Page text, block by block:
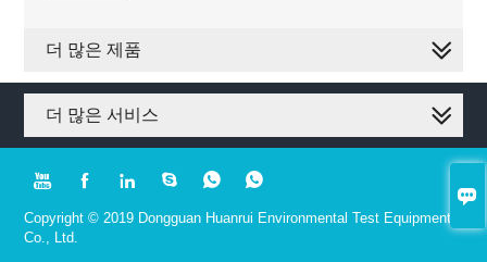

더 많은 제품
더 많은 서비스
     
Copyright © 2019 Dongguan Huanrui Environmental Test Equipment
Co., Ltd.